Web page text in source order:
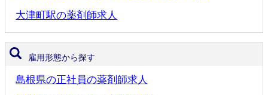
大津町駅の薬剤師求人
雇用形態から探す
島根県の正社員の薬剤師求人